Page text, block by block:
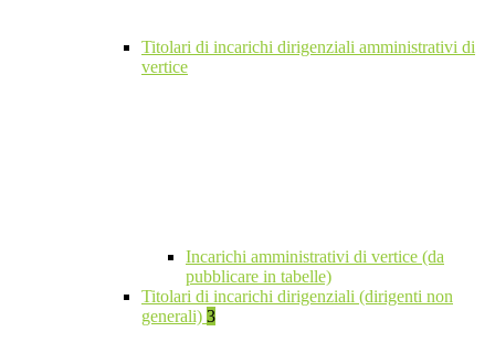
Titolari di incarichi dirigenziali amministrativi di
vertice
Incarichi amministrativi di vertice (da
pubblicare in tabelle)
Titolari di incarichi dirigenziali (dirigenti non
generali) 3